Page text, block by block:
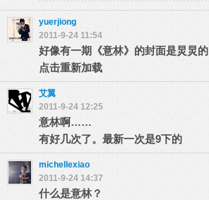
yuerjiong
2011-9-24 11:54
好像有一期《意林》的封面是炅炅的
点击重新加载
艾翼
2011-9-24 12:25
意林啊……
有好几次了。最新一次是9下的
michellexiao
2011-9-24 14:37
什么是意林？